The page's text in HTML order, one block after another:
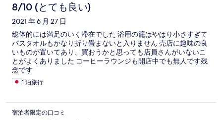
8/10 (とても良い)
2021 年 6 月 27 日
総体的には満足のいく滞在でした 浴用の籠はやはり小さすぎて
バスタオルもかなり折り畳まないと入りません 売店に趣味の良
いものが置いてあり、買おうかと思っても店員さんがいないこ
とがよくありました コーヒーラウンジも開店中でも無人です残
念です
1 泊旅行
宿泊者限定の口コミ